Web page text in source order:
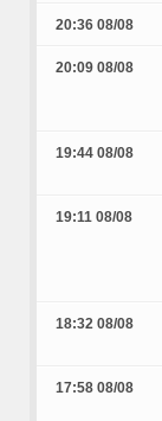
20:36 08/08
20:09 08/08
19:44 08/08
19:11 08/08
18:32 08/08
17:58 08/08